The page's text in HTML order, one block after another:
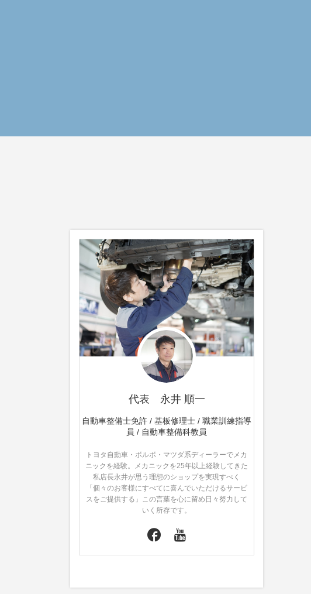
代表 永井 順一
自動車整備士免許 / 基板修理士 / 職業訓練指導
員 / 自動車整備科教員
トヨタ自動車・ボルボ・マツダ系ディーラーでメカ
ニックを経験。メカニックを25年以上経験してきた
私店長永井が思う理想のショップを実現すべく
「個々のお客様にすべてに喜んでいただけるサービ
スをご提供する」この言葉を心に留め日々努力して
いく所存です。